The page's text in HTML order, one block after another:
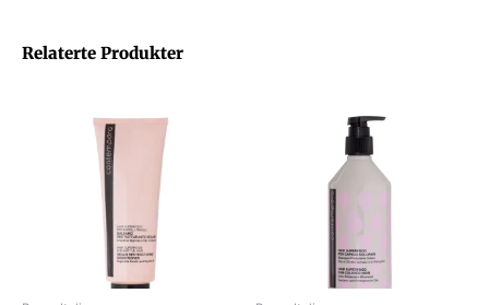
Relaterte Produkter